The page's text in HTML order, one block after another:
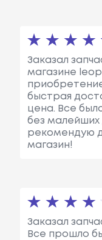
Заказал
магазине
быстрая
цена. Все
без малейших
рекомендую
магазин!
Заказал
Все прошло